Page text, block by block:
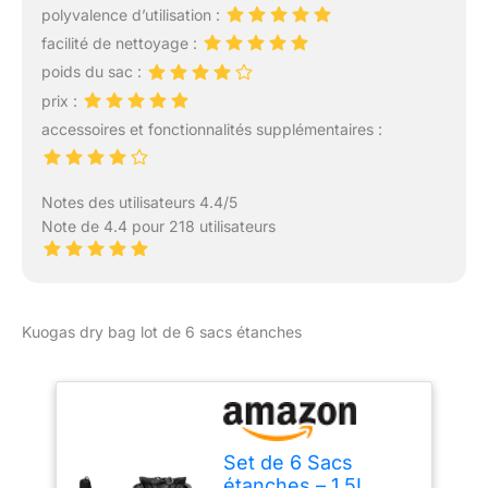
snowboard et plus
encore.
Étanche et résistant aux
déchirures : les sacs
étanches disposent de
coutures soudées
conçues pour des
déchirures et à
l'abrasion. Quelles que
votre équipement. Parfait
bateau, pêche, pagaie,
natation et randonnée.
Sangles réglables et
amovibles : notre sac à
dos imperméable
polyvalence d’utilisation :
facilité de nettoyage :
poids du sac :
prix :
accessoires et fonctionnalités supplémentaires :
Notes des utilisateurs 4.4/5
Note de 4.4 pour 218 utilisateurs
Kuogas dry bag lot de 6 sacs étanches
Set de 6 Sacs